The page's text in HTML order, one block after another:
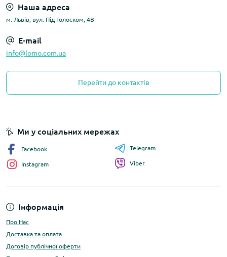
Наша адреса
м. Львів, вул. Під Голоском, 4В
E-mail
info@lomo.com.ua
Перейти до контактів
Інформація
Про Нас
Доставка та оплата
Договір публічної оферти
Ми у соціальних мережах
Facebook
Instagram
Telegram
Viber